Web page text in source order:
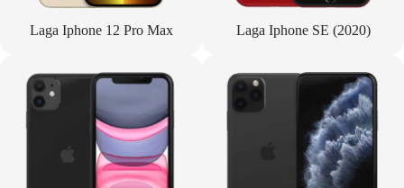
Laga Iphone 12 Pro Max Laga Iphone SE (2020)